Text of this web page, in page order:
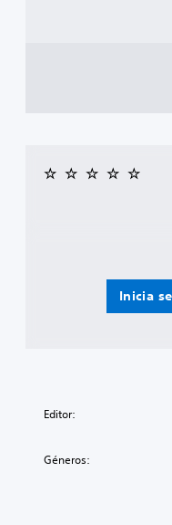
Inicia
Editor:
Géneros: